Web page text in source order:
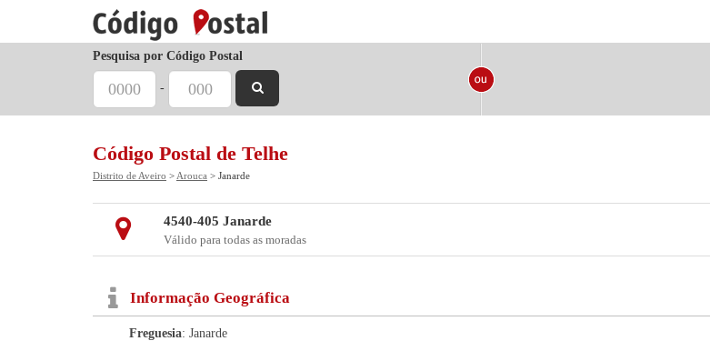
Pesquisa por Código Postal
-
Código Postal de Telhe
Distrito de Aveiro > Arouca > Janarde
4540-405 Janarde
Válido para todas as moradas
Informação Geográfica
Freguesia: Janarde